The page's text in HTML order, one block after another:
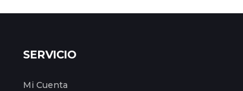
SERVICIO
Mi Cuenta